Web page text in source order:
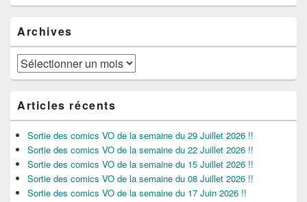
Archives
Archives
Articles récents
Sortie des comics VO de la semaine du 29 Juillet 2026 !!
Sortie des comics VO de la semaine du 22 Juillet 2026 !!
Sortie des comics VO de la semaine du 15 Juillet 2026 !!
Sortie des comics VO de la semaine du 08 Juillet 2026 !!
Sortie des comics VO de la semaine du 17 Juin 2026 !!